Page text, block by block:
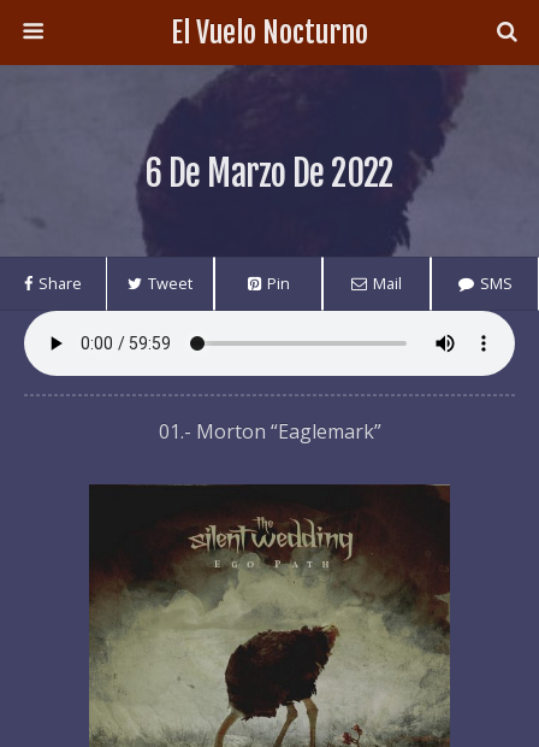
El Vuelo Nocturno
6 De Marzo De 2022
Share Tweet Pin Mail SMS
01.- Morton “Eaglemark”